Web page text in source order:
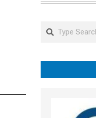
Search